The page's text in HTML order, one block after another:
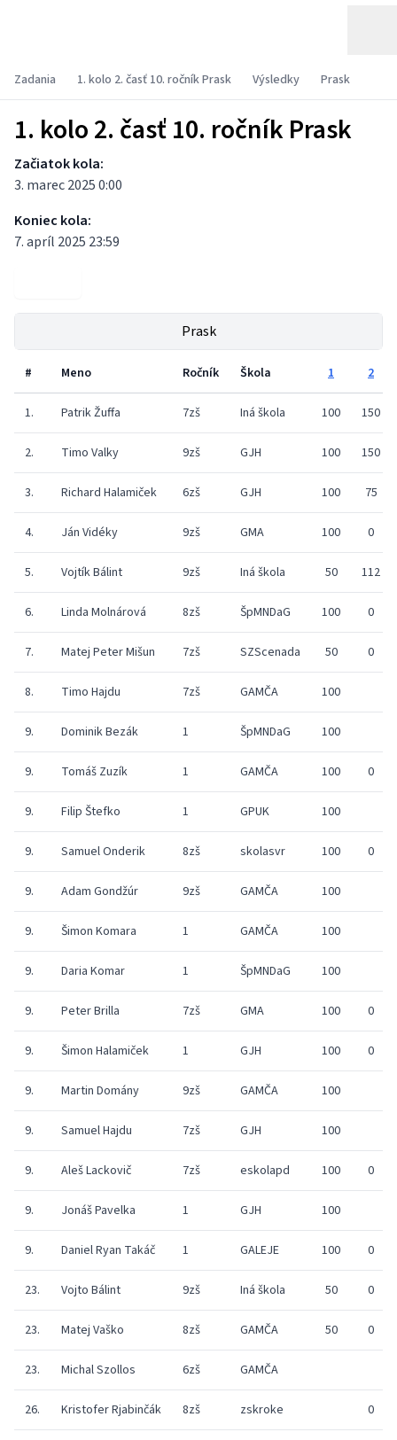
Zadania 1. kolo 2. časť 10. ročník Prask Výsledky Prask
1. kolo 2. časť 10. ročník Prask
Začiatok kola:
3. marec 2025 0:00
Koniec kola:
7. apríl 2025 23:59
Prask
# Meno Ročník Škola 1 2
1. Patrik Žuffa 7zš Iná škola 100 150
2. Timo Valky 9zš GJH 100 150
3. Richard Halamiček 6zš GJH 100 75
4. Ján Vidéky 9zš GMA 100 0
5. Vojtík Bálint 9zš Iná škola 50 112
6. Linda Molnárová 8zš ŠpMNDaG 100 0
7. Matej Peter Mišun 7zš SZScenada 50 0
8. Timo Hajdu 7zš GAMČA 100
9. Dominik Bezák 1 ŠpMNDaG 100
9. Tomáš Zuzík 1 GAMČA 100 0
9. Filip Štefko 1 GPUK 100
9. Samuel Onderik 8zš skolasvr 100 0
9. Adam Gondžúr 9zš GAMČA 100
9. Šimon Komara 1 GAMČA 100
9. Daria Komar 1 ŠpMNDaG 100
9. Peter Brilla 7zš GMA 100 0
9. Šimon Halamiček 1 GJH 100 0
9. Martin Domány 9zš GAMČA 100
9. Samuel Hajdu 7zš GJH 100
9. Aleš Lackovič 7zš eskolapd 100 0
9. Jonáš Pavelka 1 GJH 100
9. Daniel Ryan Takáč 1 GALEJE 100 0
23. Vojto Bálint 9zš Iná škola 50 0
23. Matej Vaško 8zš GAMČA 50 0
23. Michal Szollos 6zš GAMČA
26. Kristofer Rjabinčák 8zš zskroke 0